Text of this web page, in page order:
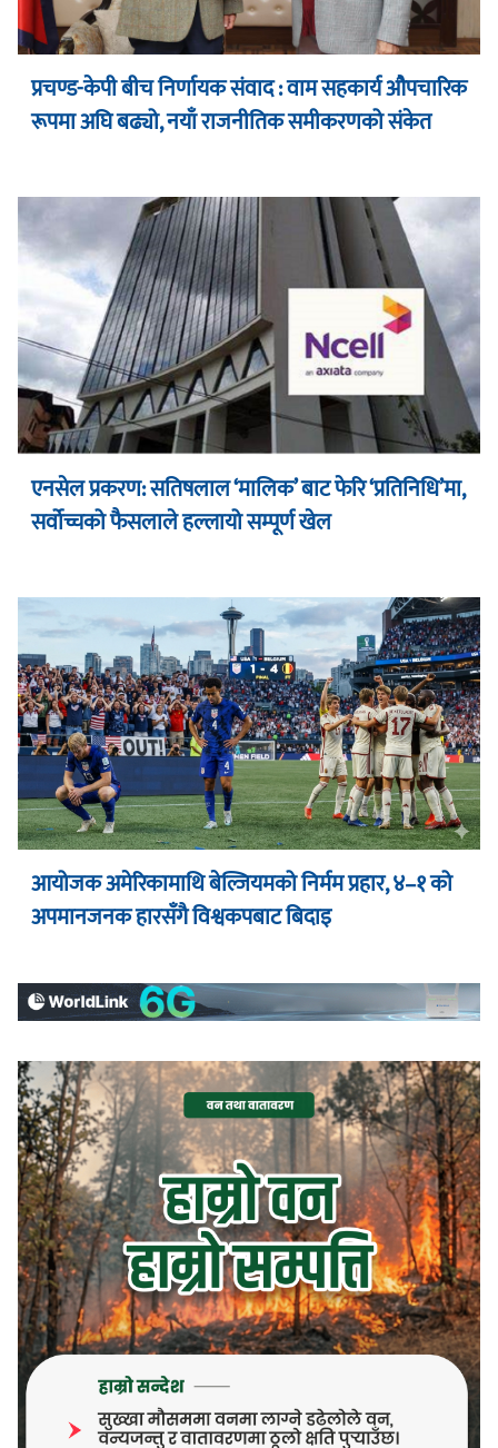
प्रचण्ड-केपी बीच निर्णायक संवाद : वाम सहकार्य औपचारिक
रूपमा अघि बढ्यो, नयाँ राजनीतिक समीकरणको संकेत
एनसेल प्रकरण: सतिषलाल ‘मालिक’ बाट फेरि ‘प्रतिनिधि’मा,
सर्वोच्चको फैसलाले हल्लायो सम्पूर्ण खेल
आयोजक अमेरिकामाथि बेल्जियमको निर्मम प्रहार, ४–१ को
अपमानजनक हारसँगै विश्वकपबाट बिदाइ